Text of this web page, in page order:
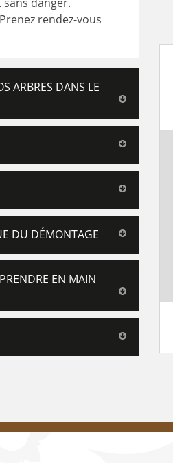
rendez-vous
ARBRES DANS LE
DU DÉMONTAGE
EN MAIN